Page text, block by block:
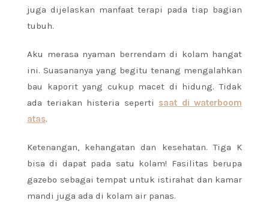
juga dijelaskan manfaat terapi pada tiap bagian
tubuh.
Aku merasa nyaman berrendam di kolam hangat
ini. Suasananya yang begitu tenang mengalahkan
bau kaporit yang cukup macet di hidung. Tidak
ada teriakan histeria seperti saat di waterboom
atas.
Ketenangan, kehangatan dan kesehatan. Tiga K
bisa di dapat pada satu kolam! Fasilitas berupa
gazebo sebagai tempat untuk istirahat dan kamar
mandi juga ada di kolam air panas.